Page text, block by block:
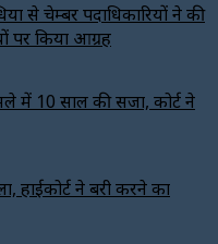
से चेम्बर पदाधिकारियों ने की
पर किया आग्रह
में 10 साल की सजा, कोर्ट ने
ने बरी करने का